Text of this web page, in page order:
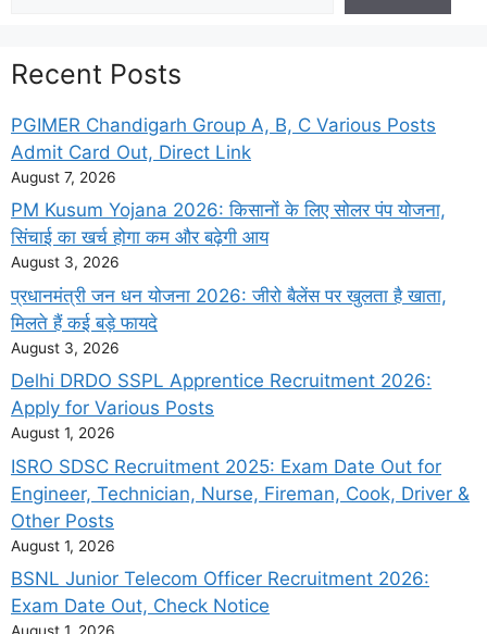
Recent Posts
PGIMER Chandigarh Group A, B, C Various Posts
Admit Card Out, Direct Link
August 7, 2026
PM Kusum Yojana 2026: किसानों के लिए सोलर पंप योजना,
सिंचाई का खर्च होगा कम और बढ़ेगी आय
August 3, 2026
प्रधानमंत्री जन धन योजना 2026: जीरो बैलेंस पर खुलता है खाता,
मिलते हैं कई बड़े फायदे
August 3, 2026
Delhi DRDO SSPL Apprentice Recruitment 2026:
Apply for Various Posts
August 1, 2026
ISRO SDSC Recruitment 2025: Exam Date Out for
Engineer, Technician, Nurse, Fireman, Cook, Driver &
Other Posts
August 1, 2026
BSNL Junior Telecom Officer Recruitment 2026:
Exam Date Out, Check Notice